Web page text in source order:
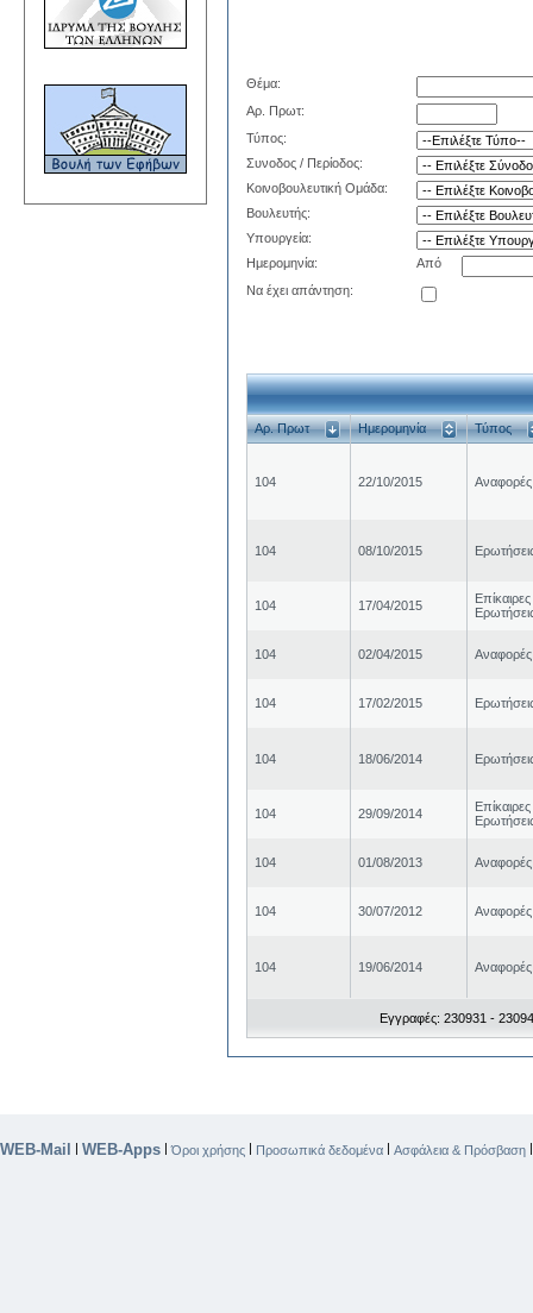
Θέμα:
Αρ. Πρωτ:
Τύπος:
Συνοδος / Περίοδος:
Κοινοβουλευτική Ομάδα:
Βουλευτής:
Υπουργεία:
Ημερομηνία:
Από
Να έχει απάντηση:
Αρ. Πρωτ Ημερομηνία Τύπος
104 22/10/2015 Αναφορές
104 08/10/2015
104 17/04/2015
Επίκαιρες
104 02/04/2015 Αναφορές
104 17/02/2015
104 18/06/2014
104 29/09/2014
Επίκαιρες
104 01/08/2013 Αναφορές
104 30/07/2012 Αναφορές
104 19/06/2014 Αναφορές
Εγγραφές: 230931 -
WEB-Mail WEB-Apps |Όροι χρήσης Προσωπικά δεδομένα Ασφάλεια & Πρόσβαση